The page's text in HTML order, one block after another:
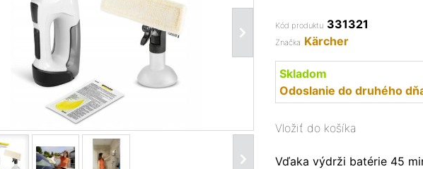
Kód produktu 331321
Značka Kärcher
Skladom
Odoslanie do druhého
Vložiť do košíka
Vďaka výdrži batérie 45